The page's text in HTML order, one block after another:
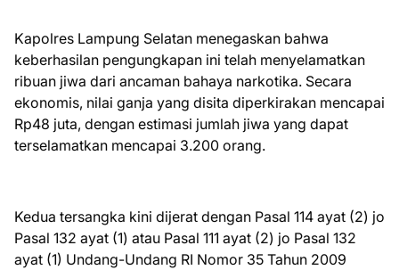
Kapolres Lampung Selatan menegaskan bahwa
keberhasilan pengungkapan ini telah menyelamatkan
ribuan jiwa dari ancaman bahaya narkotika. Secara
ekonomis, nilai ganja yang disita diperkirakan mencapai
Rp48 juta, dengan estimasi jumlah jiwa yang dapat
terselamatkan mencapai 3.200 orang.
Kedua tersangka kini dijerat dengan Pasal 114 ayat (2) jo
Pasal 132 ayat (1) atau Pasal 111 ayat (2) jo Pasal 132
ayat (1) Undang-Undang RI Nomor 35 Tahun 2009